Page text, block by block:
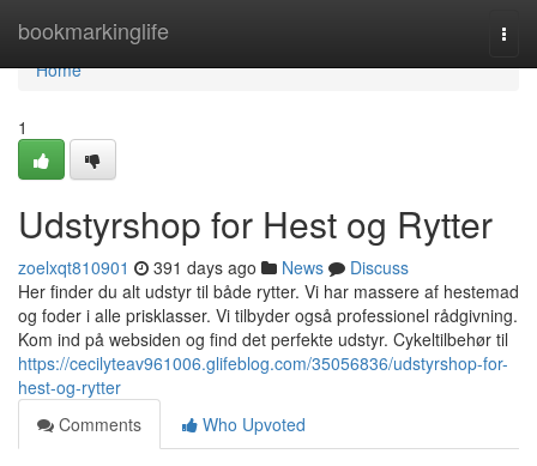
bookmarkinglife
Home
Home
1
Udstyrshop for Hest og Rytter
zoelxqt810901 391 days ago News
Discuss
Her finder du alt udstyr til både rytter. Vi har massere af hestemad
og foder i alle prisklasser. Vi tilbyder også professionel rådgivning.
Kom ind på websiden og find det perfekte udstyr. Cykeltilbehør til
https://cecilyteav961006.glifeblog.com/35056836/udstyrshop-for-
hest-og-rytter
Comments
Who Upvoted